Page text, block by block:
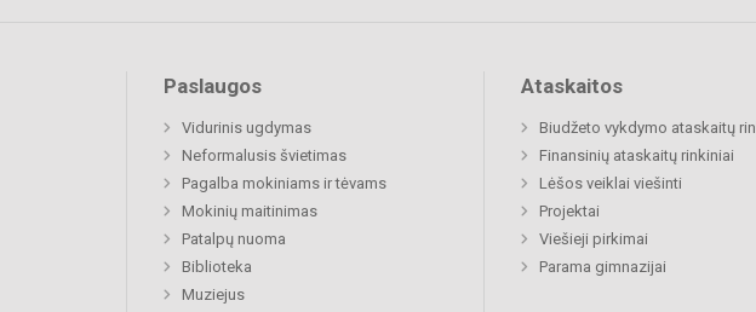
Paslaugos
Vidurinis ugdymas
Neformalusis švietimas
Pagalba mokiniams ir tėvams
Mokinių maitinimas
Patalpų nuoma
Biblioteka
Muziejus
Ataskaitos
Biudžeto vykdymo ataskaitų
Finansinių ataskaitų rinkiniai
Lėšos veiklai viešinti
Projektai
Viešieji pirkimai
Parama gimnazijai